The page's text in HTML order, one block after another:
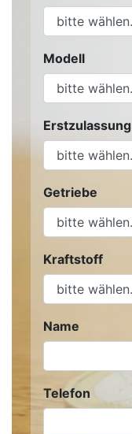
Modell
Erstzulassung
Getriebe
Kraftstoff
Name
Telefon